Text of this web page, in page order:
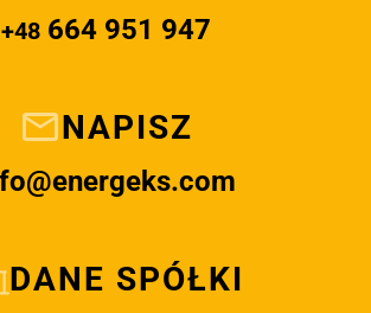
+48664 951 947
NAPISZ
DANE SPÓŁKI